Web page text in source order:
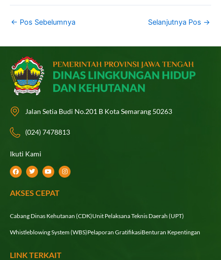
← Pos Sebelumnya Selanjutnya Pos →
Jalan Setia Budi No.201 B Kota Semarang 50263
(024) 7478813
Ikuti Kami
F
a
e
b
k
T
w
t
t
Y
o
t
u
I
n
m
AKSES CEPAT
Cabang Dinas Kehutanan (CDK)Unit Pelaksana Teknis Daerah (UPT)
Whistleblowing System (WBS)Pelaporan GratifikasiBenturan Kepentingan
LINK TERKAIT